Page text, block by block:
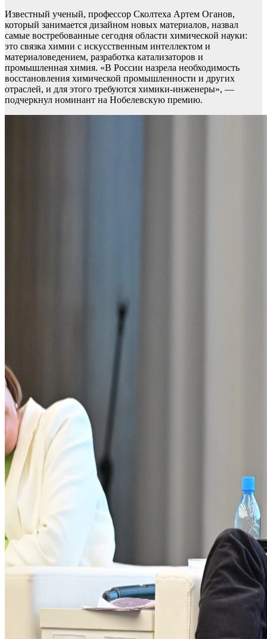
Известный ученый, профессор Сколтеха Артем Оганов,
который занимается дизайном новых материалов, назвал
самые востребованные сегодня области химической науки:
это связка химии с искусственным интеллектом и
материаловедением, разработка катализаторов и
промышленная химия. «В России назрела необходимость
восстановления химической промышленности и других
отраслей, и для этого требуются химики-инженеры», —
подчеркнул номинант на Нобелевскую премию.